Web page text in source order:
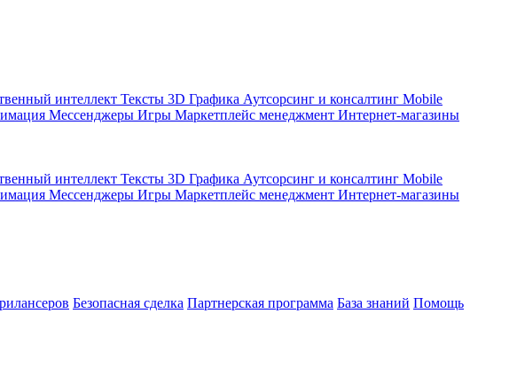
интеллект Тексты 3D Графика Аутсорсинг и консалтинг Mobile
Мессенджеры Игры Маркетплейс менеджмент Интернет-магазины
интеллект Тексты 3D Графика Аутсорсинг и консалтинг Mobile
Мессенджеры Игры Маркетплейс менеджмент Интернет-магазины
Безопасная сделка Партнерская программа База знаний Помощь